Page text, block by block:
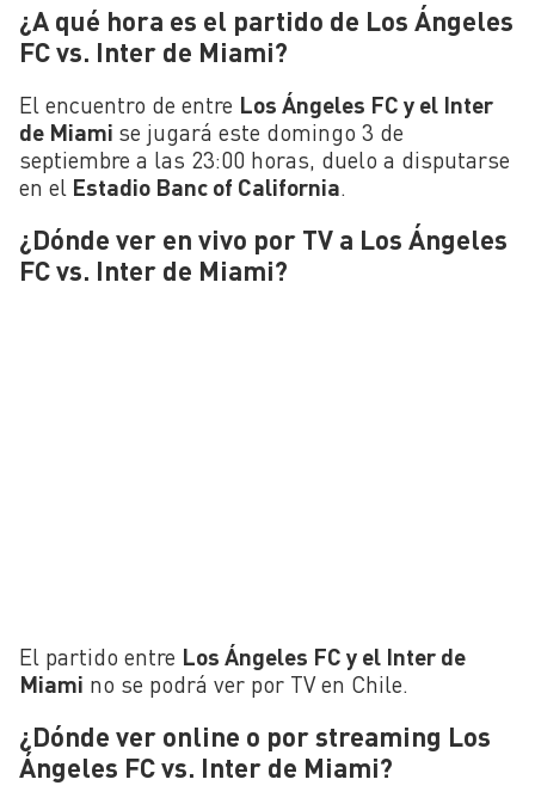
¿A qué hora es el partido de Los Ángeles
FC vs. Inter de Miami?
El encuentro de entre Los Ángeles FC y el Inter
de Miami se jugará este domingo 3 de
septiembre a las 23:00 horas, duelo a disputarse
en el Estadio Banc of California.
¿Dónde ver en vivo por TV a Los Ángeles
FC vs. Inter de Miami?
El partido entre Los Ángeles FC y el Inter de
Miami no se podrá ver por TV en Chile.
¿Dónde ver online o por streaming Los
Ángeles FC vs. Inter de Miami?